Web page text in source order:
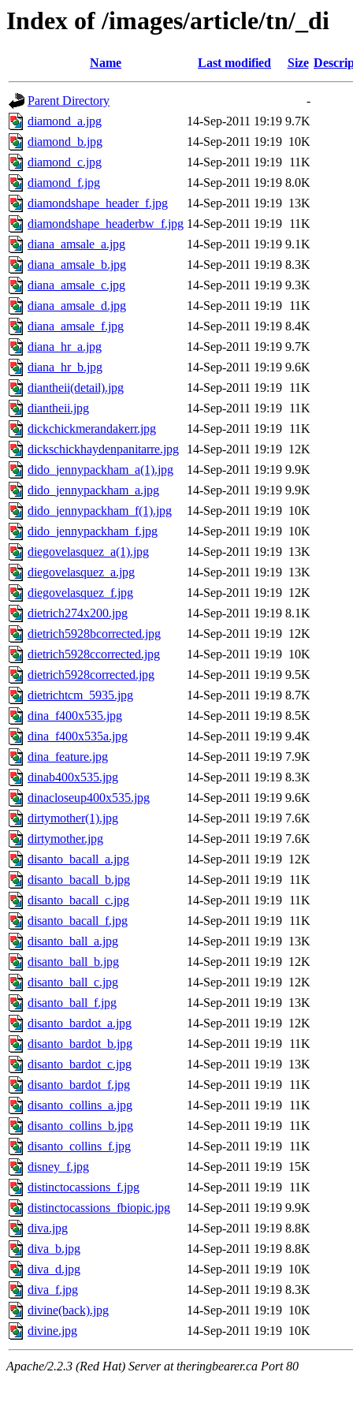
Index of /images/article/tn/_di
Name Last modified Size
Parent Directory
-
diamond_a.jpg
14-Sep-2011 19:19 9.7K
diamond_b.jpg
14-Sep-2011 19:19 10K
diamond_c.jpg
14-Sep-2011 19:19 11K
diamond_f.jpg
14-Sep-2011 19:19 8.0K
diamondshape_header_f.jpg
14-Sep-2011 19:19 13K
diamondshape_headerbw_f.jpg 14-Sep-2011 19:19 11K
diana_amsale_a.jpg
14-Sep-2011 19:19 9.1K
diana_amsale_b.jpg
14-Sep-2011 19:19 8.3K
diana_amsale_c.jpg
14-Sep-2011 19:19 9.3K
diana_amsale_d.jpg
14-Sep-2011 19:19 11K
diana_amsale_f.jpg
14-Sep-2011 19:19 8.4K
diana_hr_a.jpg
14-Sep-2011 19:19 9.7K
diana_hr_b.jpg
14-Sep-2011 19:19 9.6K
diantheii(detail).jpg
14-Sep-2011 19:19 11K
diantheii.jpg
14-Sep-2011 19:19 11K
dickchickmerandakerr.jpg
14-Sep-2011 19:19 11K
dickschickhaydenpanitarre.jpg
14-Sep-2011 19:19 12K
dido_jennypackham_a(1).jpg
14-Sep-2011 19:19 9.9K
dido_jennypackham_a.jpg
14-Sep-2011 19:19 9.9K
dido_jennypackham_f(1).jpg
14-Sep-2011 19:19 10K
dido_jennypackham_f.jpg
14-Sep-2011 19:19 10K
diegovelasquez_a(1).jpg
14-Sep-2011 19:19 13K
diegovelasquez_a.jpg
14-Sep-2011 19:19 13K
diegovelasquez_f.jpg
14-Sep-2011 19:19 12K
dietrich274x200.jpg
14-Sep-2011 19:19 8.1K
dietrich5928bcorrected.jpg
14-Sep-2011 19:19 12K
dietrich5928ccorrected.jpg
14-Sep-2011 19:19 10K
dietrich5928corrected.jpg
14-Sep-2011 19:19 9.5K
dietrichtcm_5935.jpg
14-Sep-2011 19:19 8.7K
dina_f400x535.jpg
14-Sep-2011 19:19 8.5K
dina_f400x535a.jpg
14-Sep-2011 19:19 9.4K
dina_feature.jpg
14-Sep-2011 19:19 7.9K
dinab400x535.jpg
14-Sep-2011 19:19 8.3K
dinacloseup400x535.jpg
14-Sep-2011 19:19 9.6K
dirtymother(1).jpg
14-Sep-2011 19:19 7.6K
dirtymother.jpg
14-Sep-2011 19:19 7.6K
disanto_bacall_a.jpg
14-Sep-2011 19:19 12K
disanto_bacall_b.jpg
14-Sep-2011 19:19 11K
disanto_bacall_c.jpg
14-Sep-2011 19:19 11K
disanto_bacall_f.jpg
14-Sep-2011 19:19 11K
disanto_ball_a.jpg
14-Sep-2011 19:19 13K
disanto_ball_b.jpg
14-Sep-2011 19:19 12K
disanto_ball_c.jpg
14-Sep-2011 19:19 12K
disanto_ball_f.jpg
14-Sep-2011 19:19 13K
disanto_bardot_a.jpg
14-Sep-2011 19:19 12K
disanto_bardot_b.jpg
14-Sep-2011 19:19 11K
disanto_bardot_c.jpg
14-Sep-2011 19:19 13K
disanto_bardot_f.jpg
14-Sep-2011 19:19 11K
disanto_collins_a.jpg
14-Sep-2011 19:19 11K
disanto_collins_b.jpg
14-Sep-2011 19:19 11K
disanto_collins_f.jpg
14-Sep-2011 19:19 11K
disney_f.jpg
14-Sep-2011 19:19 15K
distinctocassions_f.jpg
14-Sep-2011 19:19 11K
distinctocassions_fbiopic.jpg
14-Sep-2011 19:19 9.9K
diva.jpg
14-Sep-2011 19:19 8.8K
diva_b.jpg
14-Sep-2011 19:19 8.8K
diva_d.jpg
14-Sep-2011 19:19 10K
diva_f.jpg
14-Sep-2011 19:19 8.3K
divine(back).jpg
14-Sep-2011 19:19 10K
divine.jpg
14-Sep-2011 19:19 10K
Apache/2.2.3 (Red Hat) Server at theringbearer.ca Port 80